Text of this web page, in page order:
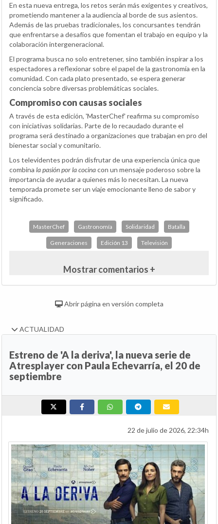
En esta nueva entrega, los retos serán más exigentes y creativos,
prometiendo mantener a la audiencia al borde de sus asientos.
Además de las pruebas tradicionales, los concursantes tendrán
que enfrentarse a desafíos que fomentan el trabajo en equipo y la
colaboración intergeneracional.
El programa busca no solo entretener, sino también inspirar a los
espectadores a reflexionar sobre el papel de la gastronomía en la
comunidad. Con cada plato presentado, se espera generar
conciencia sobre diversas problemáticas sociales.
Compromiso con causas sociales
A través de esta edición, 'MasterChef' reafirma su compromiso
con iniciativas solidarias. Parte de lo recaudado durante el
programa será destinado a organizaciones que trabajan en pro del
bienestar social y comunitario.
Los televidentes podrán disfrutar de una experiencia única que
combina la pasión por la cocinacon un mensaje poderoso sobre la
importancia de ayudar a quienes más lo necesitan. La nueva
temporada promete ser un viaje emocionante lleno de sabor y
significado.
MasterChef Gastronomía Solidaridad Batalla
Generaciones Edición 13 Televisión
Mostrar comentarios +
Abrir página en versión completa
ACTUALIDAD
Estreno de 'A la deriva', la nueva serie de
Atresplayer con Paula Echevarría, el 20 de
septiembre
22 de julio de 2026, 22:34h